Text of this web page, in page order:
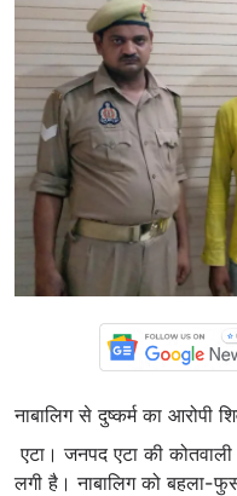
नाबालिग से दुष्कर्म का आरोपी
एटा। जनपद एटा की
लगी है। नाबालिग को बहला-